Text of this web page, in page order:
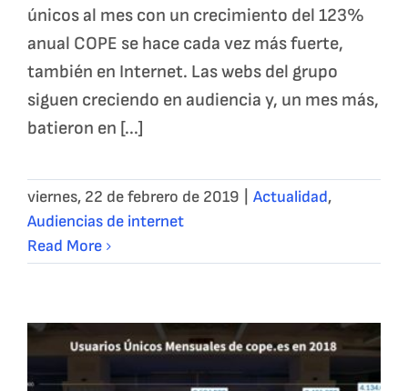
únicos al mes con un crecimiento del 123%
anual COPE se hace cada vez más fuerte,
también en Internet. Las webs del grupo
siguen creciendo en audiencia y, un mes más,
batieron en [...]
viernes, 22 de febrero de 2019 Actualidad,
Audiencias de internet
Read More